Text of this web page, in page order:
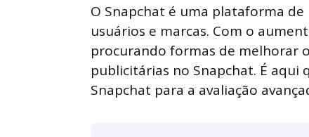
O Snapchat é uma plataforma
usuários e marcas. Com o
procurando formas de melhorar
publicitárias no Snapchat. É aqui
Snapchat para a avaliação